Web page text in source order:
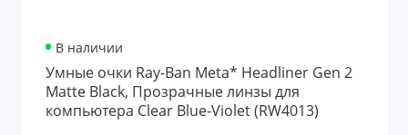
В наличии
Умные очки Ray-Ban Meta* Headliner Gen 2
Matte Black, Прозрачные линзы для
компьютера Clear Blue-Violet (RW4013)